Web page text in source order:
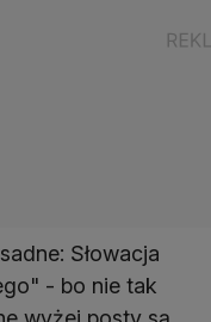
Słowacja
- bo nie tak